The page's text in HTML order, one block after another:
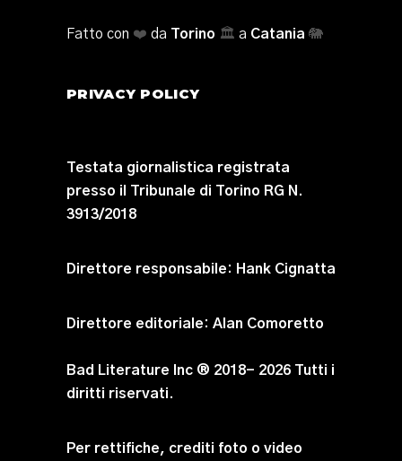
Fatto con ❤️ da Torino 🏛️ a Catania 🐘
PRIVACY POLICY
Testata giornalistica registrata
presso il Tribunale di Torino RG N.
3913/2018
Direttore responsabile: Hank Cignatta
Direttore editoriale: Alan Comoretto
Bad Literature Inc ® 2018- 2026 Tutti i
diritti riservati.
Per rettifiche, crediti foto o video